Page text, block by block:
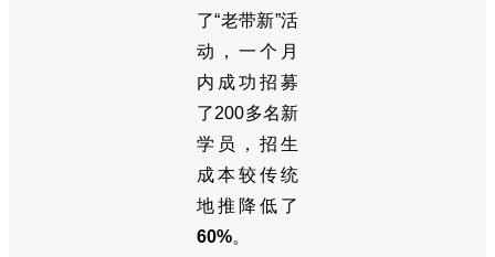
了“老带新”活
动，一个月
内成功招募
了200多名新
学员，招生
成本较传统
地推降低了
60%。